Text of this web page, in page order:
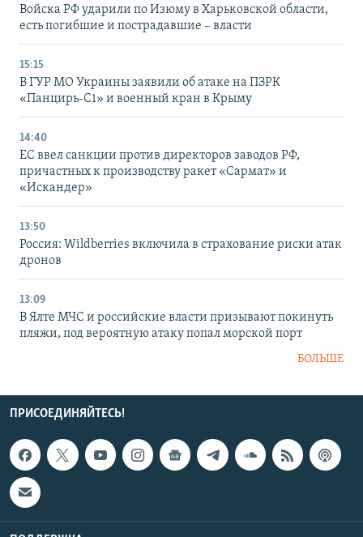
Войска РФ ударили по Изюму в Харьковской области,
есть погибшие и пострадавшие – власти
15:15
В ГУР МО Украины заявили об атаке на ПЗРК
«Панцирь-С1» и военный кран в Крыму
14:40
ЕС ввел санкции против директоров заводов РФ,
причастных к производству ракет «Сармат» и
«Искандер»
13:50
Россия: Wildberries включила в страхование риски атак
дронов
13:09
В Ялте МЧС и российские власти призывают покинуть
пляжи, под вероятную атаку попал морской порт
БОЛЬШЕ
ПРИСОЕДИНЯЙТЕСЬ!